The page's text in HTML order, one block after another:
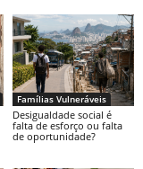
Famílias Vulneráveis
Desigualdade social é
falta de esforço ou falta
de oportunidade?